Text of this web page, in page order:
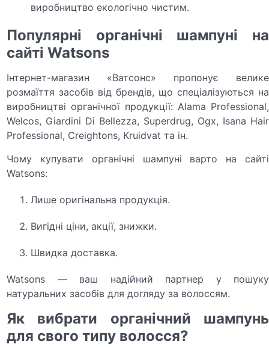
виробництво екологічно чистим.
Популярні органічні шампуні на
сайті Watsons
Інтернет-магазин «Ватсонс» пропонує велике
розмаїття засобів від брендів, що спеціалізуються на
виробництві органічної продукції: Alama Professional,
Welcos, Giardini Di Bellezza, Superdrug, Ogx, Isana Hair
Professional, Creightons, Kruidvat та ін.
Чому купувати органічні шампуні варто на сайті
Watsons:
Лише оригінальна продукція.
Вигідні ціни, акції, знижки.
Швидка доставка.
Watsons ― ваш надійний партнер у пошуку
натуральних засобів для догляду за волоссям.
Як вибрати органічний шампунь
для свого типу волосся?